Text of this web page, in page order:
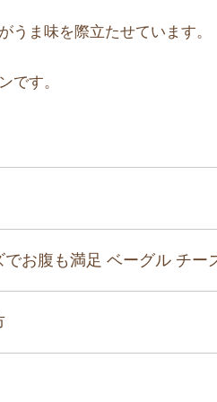
うま味を際立たせています。
です。
でお腹も満足 ベーグル チー